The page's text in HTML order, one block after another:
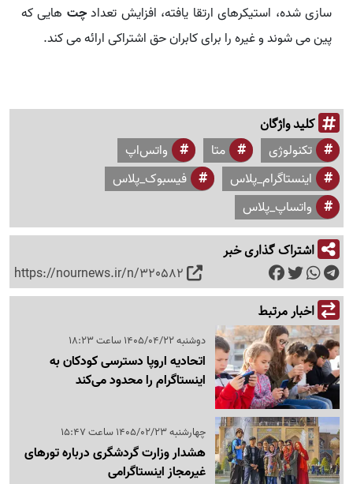
سازی شده، استیکرهای ارتقا یافته، افزایش تعدادچت هایی که
پین می شوند و غیره را برای کابران حق اشتراکی ارائه می کند.
کلید واژگان
تکنولوژی متا
واتس‌اپ
اینستاگرام_پلاس
فیسبوک_پلاس
واتساپ_پلاس
اشتراک گذاری خبر
https://nournews.ir/n/320582
اخبار مرتبط
دوشنبه 1405/04/22 ساعت 18:23
اتحادیه اروپا دسترسی کودکان به
اینستاگرام را محدود می‌کند
چهارشنبه 1405/02/23 ساعت 15:47
هشدار وزارت گردشگری درباره تورهای
غیرمجاز اینستاگرامی